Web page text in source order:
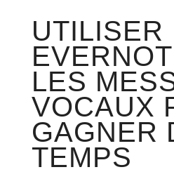
UTILISER
LES
VOCAUX
GAGNER
TEMPS